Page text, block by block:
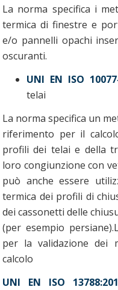
La norma specifica i
termica di finestre e
e/o pannelli opachi
oscuranti.
UNI EN ISO
telai
La norma specifica un
riferimento per il
profili dei telai e della
loro congiunzione con
può anche essere
termica dei profili di
dei cassonetti delle
(per esempio
per la validazione dei
calcolo
UNI EN ISO